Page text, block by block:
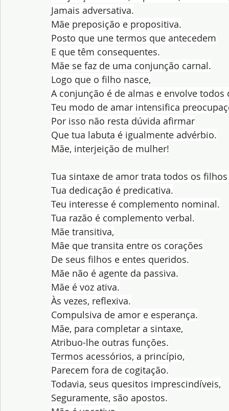
Jamais adversativa.
Mãe preposição e propositiva.
Posto que une termos que antecedem
E que têm consequentes.
Mãe se faz de uma conjunção carnal.
Logo que o filho nasce,
A conjunção é de almas e envolve todos
Teu modo de amar intensifica
Por isso não resta dúvida afirmar
Que tua labuta é igualmente advérbio.
Mãe, interjeição de mulher!
Tua sintaxe de amor trata todos os
Tua dedicação é predicativa.
Teu interesse é complemento nominal.
Tua razão é complemento verbal.
Mãe transitiva,
Mãe que transita entre os corações
De seus filhos e entes queridos.
Mãe não é agente da passiva.
Mãe é voz ativa.
Às vezes, reflexiva.
Compulsiva de amor e esperança.
Mãe, para completar a sintaxe,
Atribuo-lhe outras funções.
Termos acessórios, a princípio,
Parecem fora de cogitação.
Todavia, seus quesitos imprescindíveis,
Seguramente, são apostos.